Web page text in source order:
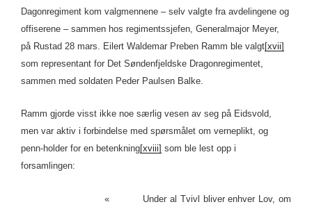
Dagonregiment kom valgmennene – selv valgte fra avdelingene og
offiserene – sammen hos regimentssjefen, Generalmajor Meyer,
på Rustad 28 mars. Eilert Waldemar Preben Ramm ble valgt[xvii]
som representant for Det Søndenfjeldske Dragonregimentet,
sammen med soldaten Peder Paulsen Balke.
Ramm gjorde visst ikke noe særlig vesen av seg på Eidsvold,
men var aktiv i forbindelse med spørsmålet om verneplikt, og
penn-holder for en betenkning[xviii] som ble lest opp i
forsamlingen:
« Under al Tvivl bliver enhver Lov, om